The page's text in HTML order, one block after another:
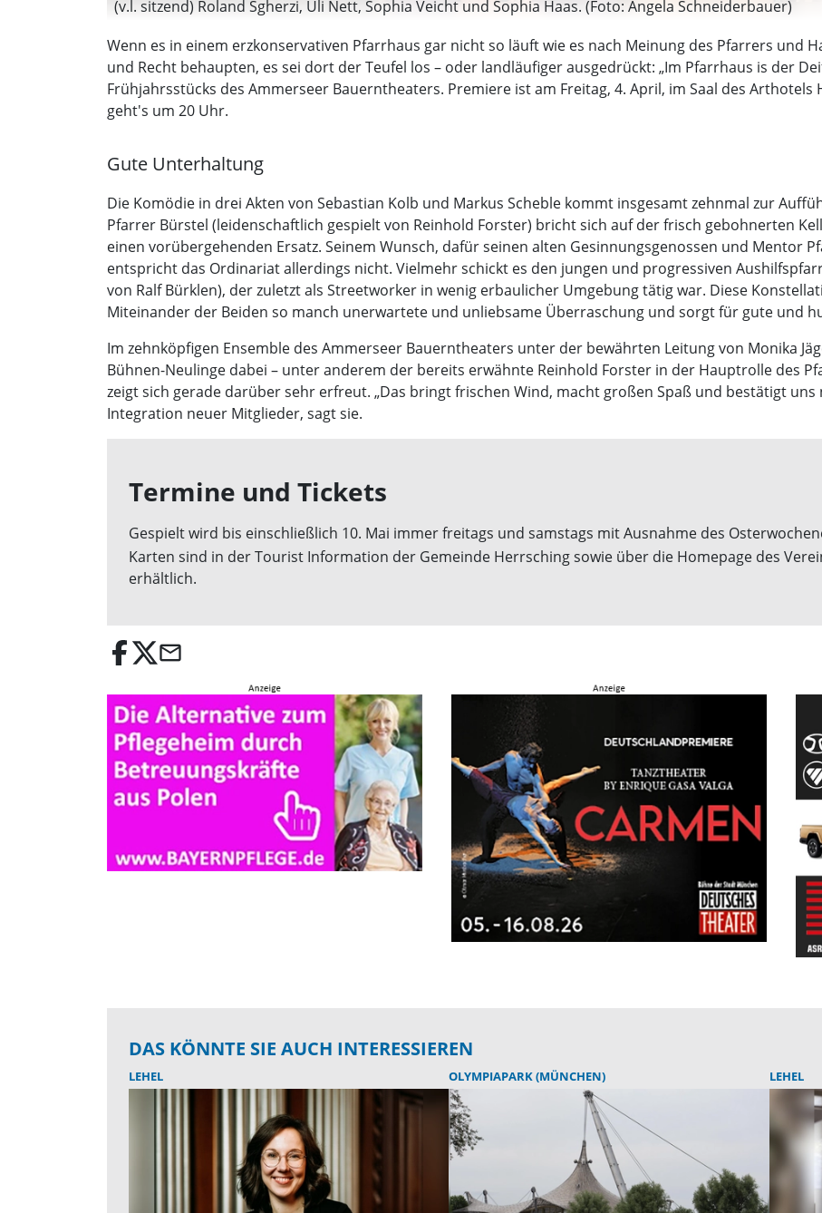
(v.l. sitzend) Roland Sgherzi, Uli Nett, Sophia Veicht und Sophia Haas. (Foto: Angela Schneiderbauer)
Wenn es in einem erzkonservativen Pfarrhaus gar nicht so läuft wie es nach Meinung des Pfarrers und
und Recht behaupten, es sei dort der Teufel los – oder landläufiger ausgedrückt: „Im Pfarrhaus is der
Frühjahrsstücks des Ammerseer Bauerntheaters. Premiere ist am Freitag, 4. April, im Saal des Arthotels
geht's um 20 Uhr.
Gute Unterhaltung
Die Komödie in drei Akten von Sebastian Kolb und Markus Scheble kommt insgesamt zehnmal zur
Pfarrer Bürstel (leidenschaftlich gespielt von Reinhold Forster) bricht sich auf der frisch gebohnerten
einen vorübergehenden Ersatz. Seinem Wunsch, dafür seinen alten Gesinnungsgenossen und Mentor
entspricht das Ordinariat allerdings nicht. Vielmehr schickt es den jungen und progressiven
von Ralf Bürklen), der zuletzt als Streetworker in wenig erbaulicher Umgebung tätig war. Diese
Miteinander der Beiden so manch unerwartete und unliebsame Überraschung und sorgt für gute und
Im zehnköpfigen Ensemble des Ammerseer Bauerntheaters unter der bewährten Leitung von Monika
Bühnen-Neulinge dabei – unter anderem der bereits erwähnte Reinhold Forster in der Hauptrolle des
zeigt sich gerade darüber sehr erfreut. „Das bringt frischen Wind, macht großen Spaß und bestätigt
Integration neuer Mitglieder, sagt sie.
Termine und Tickets
Gespielt wird bis einschließlich 10. Mai immer freitags und samstags mit Ausnahme des
Karten sind in der Tourist Information der Gemeinde Herrsching sowie über die Homepage des
erhältlich.
email
DAS KÖNNTE SIE AUCH INTERESSIEREN
LEHEL OLYMPIAPARK (MÜNCHEN) LEHEL